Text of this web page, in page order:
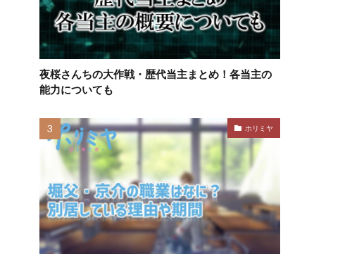
夜桜さんちの大作戦・歴代当主まとめ！各当主の
能力についても
ホリミヤ